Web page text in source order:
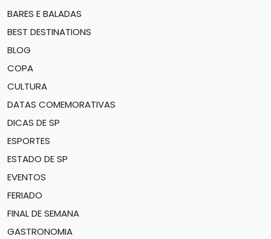
BARES E BALADAS
BEST DESTINATIONS
BLOG
COPA
CULTURA
DATAS COMEMORATIVAS
DICAS DE SP
ESPORTES
ESTADO DE SP
EVENTOS
FERIADO
FINAL DE SEMANA
GASTRONOMIA